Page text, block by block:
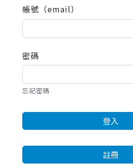
帳號（email）
密碼
忘記密碼
登入
註冊